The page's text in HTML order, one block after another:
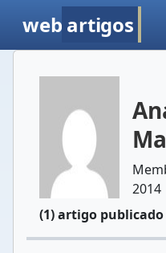
web artigos
2014
(1) artigo publicado